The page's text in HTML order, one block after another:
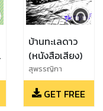
บ้านทะเลดาว
(หนังสือเสียง)
สุพรรญิกา
GET FREE